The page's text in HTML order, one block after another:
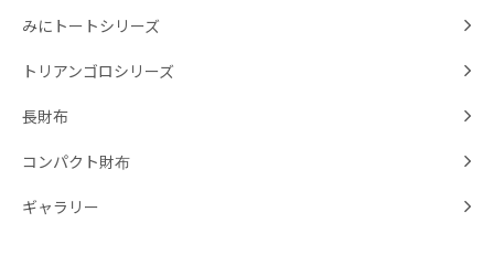
みにトートシリーズ
トリアンゴロシリーズ
長財布
コンパクト財布
ギャラリー